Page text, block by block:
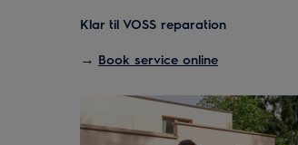
Klar til VOSS reparation
→ Book service online